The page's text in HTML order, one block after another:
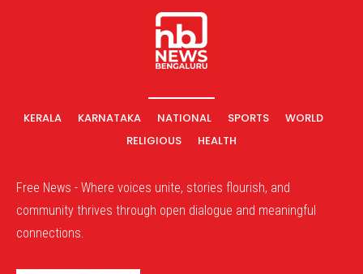
KERALA KARNATAKA NATIONAL SPORTS
WORLD
RELIGIOUS
HEALTH
Free News - Where voices unite, stories flourish, and
community thrives through open dialogue and meaningful
connections.